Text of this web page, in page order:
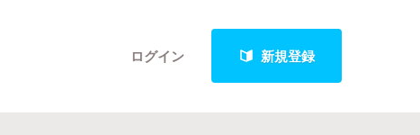
ログイン 新規登録